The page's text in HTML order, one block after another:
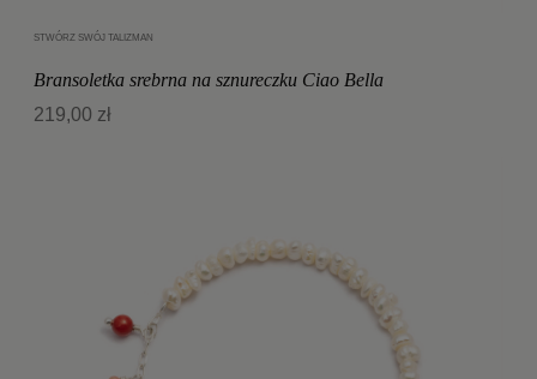
STWÓRZ SWÓJ TALIZMAN
Bransoletka srebrna na sznureczku Ciao Bella
219,00 zł